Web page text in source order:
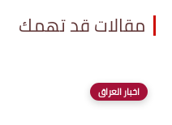
مقالات قد تهمك
اخبار العراق